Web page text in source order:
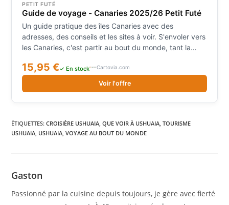
PETIT FUTÉ
Guide de voyage - Canaries 2025/26 Petit Futé
Un guide pratique des îles Canaries avec des
adresses, des conseils et les sites à voir. S'envoler vers
les Canaries, c'est partir au bout du monde, tant la
insolites et mystérieuses qui jadis inspirèrent les
mythes et légendes, les terres des Canaries sont
étonnement variées : roches volcaniques, végétation
subtropicale, luxuriante, dunes de sable à perte de
notion du temps.
15,95 €✓ En stock Cartovia.com
Voir l'offre
ÉTIQUETTES:CROISIÈRE USHUAIA, QUE VOIR À USHUAIA, TOURISME
USHUAIA, USHUAIA, VOYAGE AU BOUT DU MONDE
Gaston
Passionné par la cuisine depuis toujours, je gère avec fierté